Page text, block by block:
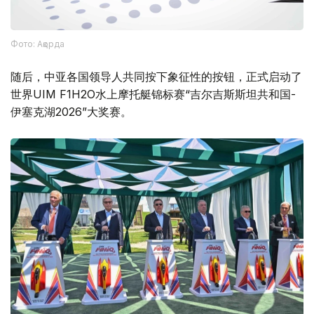
Фото: Ақорда
随后，中亚各国领导人共同按下象征性的按钮，正式启动了
世界UIM F1H2O水上摩托艇锦标赛“吉尔吉斯斯坦共和国-
伊塞克湖2026”大奖赛。